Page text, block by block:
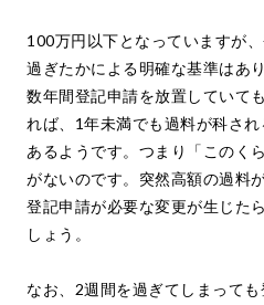
100万円以下となっていますが
過ぎたかによる明確な基準はあり
数年間登記申請を放置していて
れば、1年未満でも過料が科さ
あるようです。つまり「このく
がないのです。突然高額の過料
登記申請が必要な変更が生じた
しょう。
なお、2週間を過ぎてしまって